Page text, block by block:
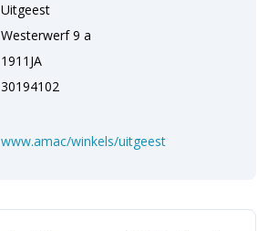
Uitgeest
Westerwerf 9 a
1911JA
30194102
www.amac/winkels/uitgeest